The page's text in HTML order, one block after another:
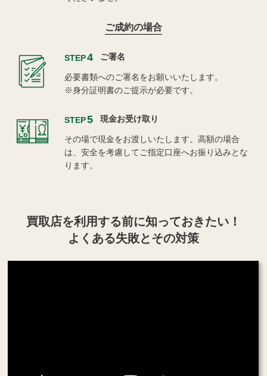
ご成約の場合
STEP4 ご署名
必要書類へのご署名をお願いいたします。
※身分証明書のご提示が必要です。
STEP5 現金お受け取り
その場で現金をお渡しいたします。高額の場合
は、安全を考慮してご指定口座へお振り込みとな
ります。
買取店を利用する前に知っておきたい！
よくある失敗とその対策